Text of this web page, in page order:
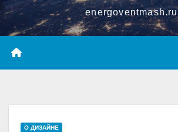
energoventmash.ru
О ДИЗАЙНЕ